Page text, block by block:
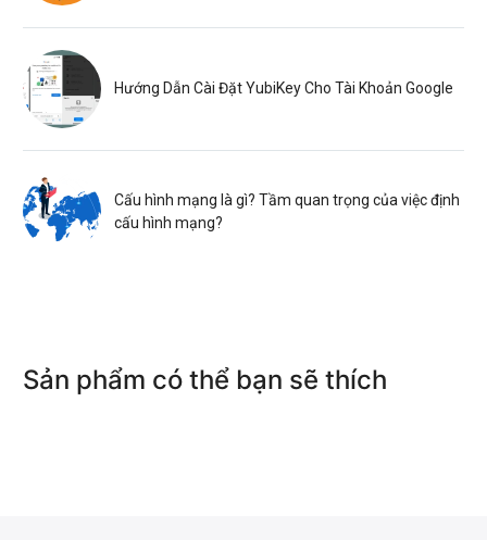
Hướng Dẫn Cài Đặt YubiKey Cho Tài Khoản Google
Cấu hình mạng là gì? Tầm quan trọng của việc định
cấu hình mạng?
Sản phẩm có thể bạn sẽ thích